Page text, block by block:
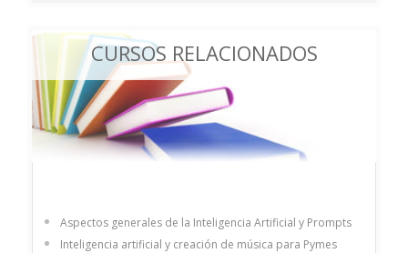
CURSOS RELACIONADOS
Aspectos generales de la Inteligencia Artificial y Prompts
Inteligencia artificial y creación de música para Pymes